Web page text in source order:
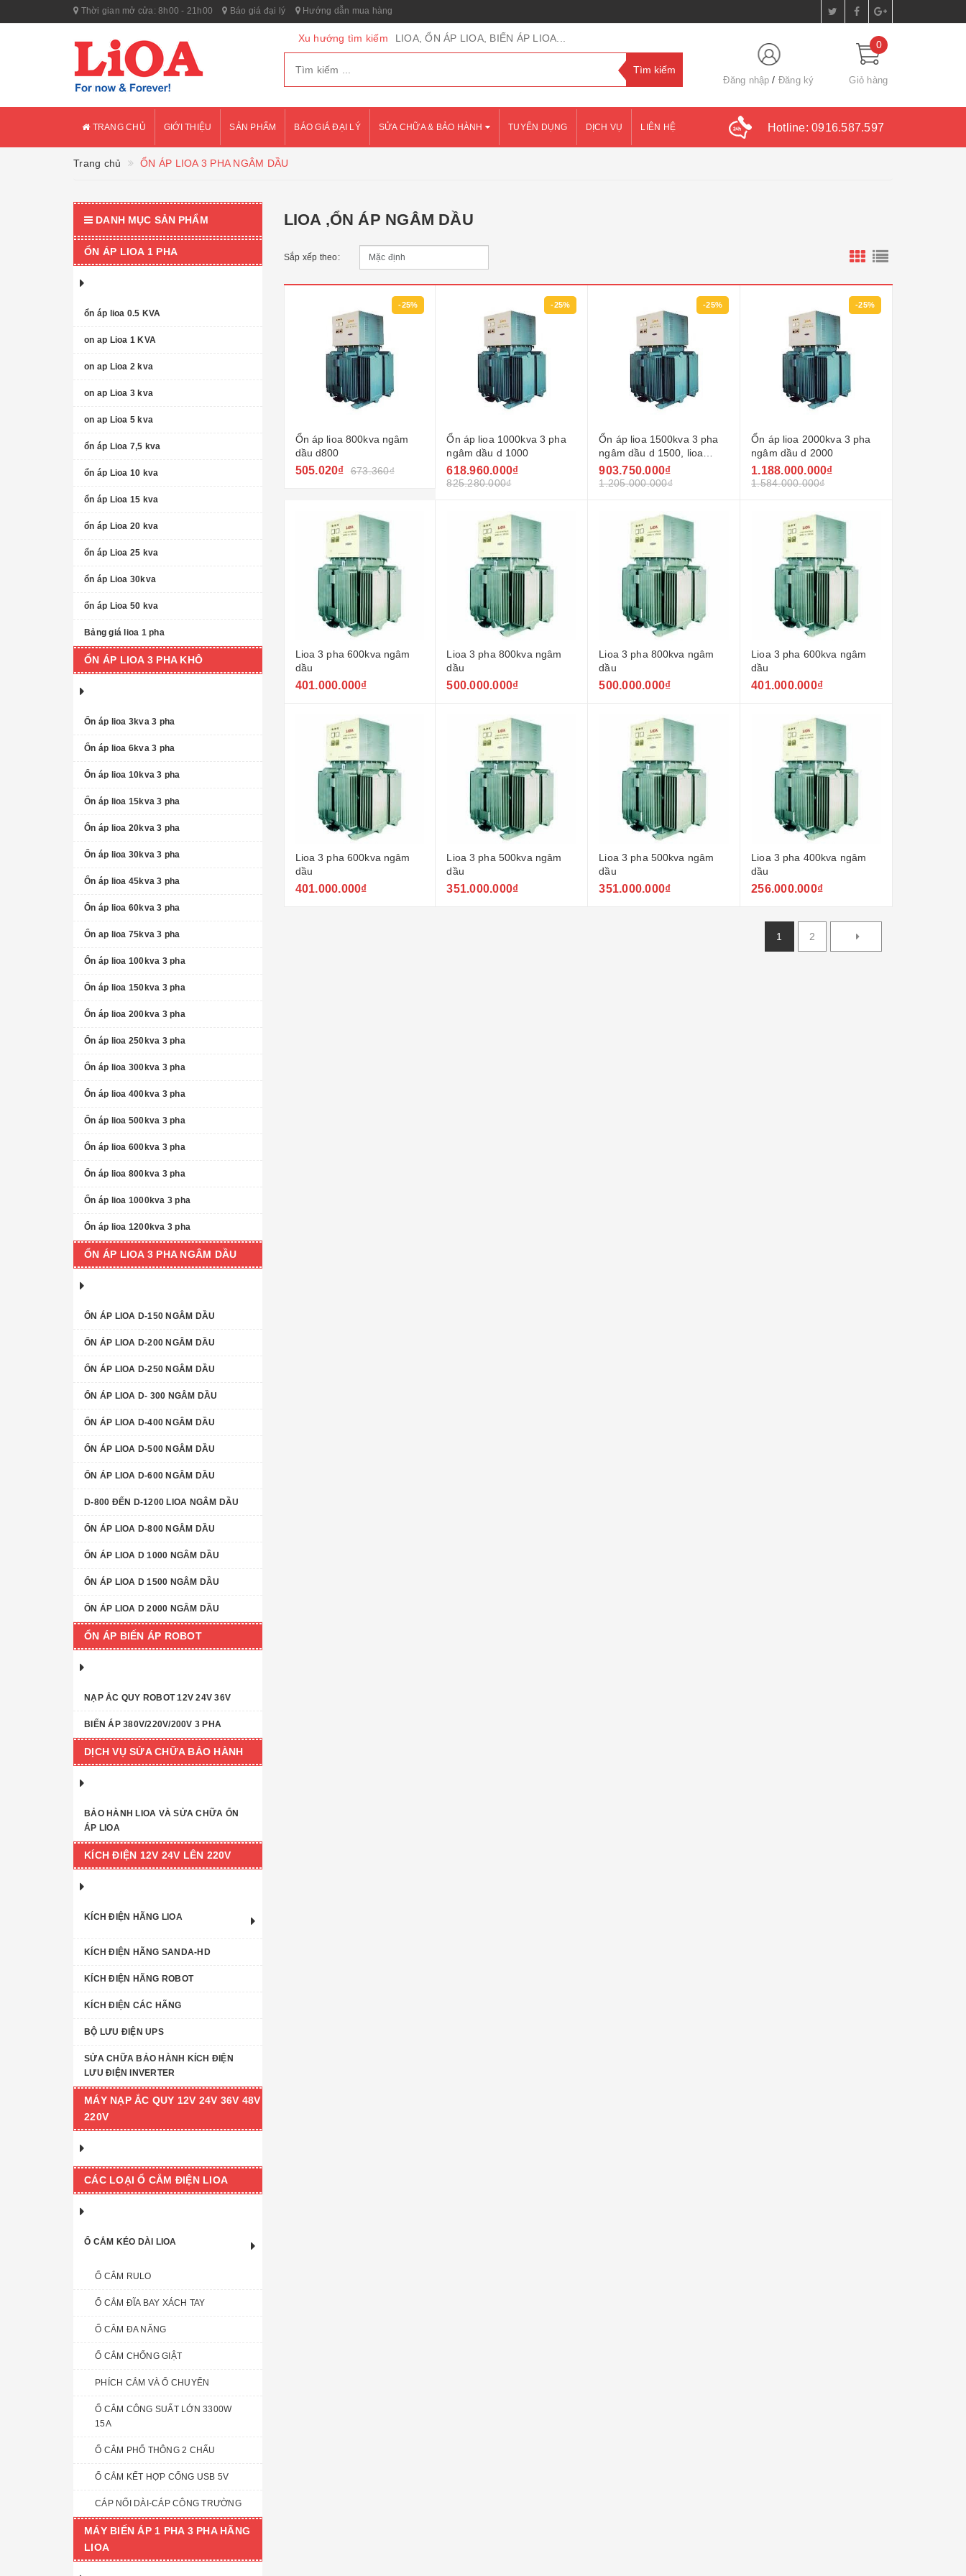
Thời gian mở cửa: 8h00 - 21h00 Báo giá đại lý Hướng dẫn mua hàng
Xu hướng tìm kiếm LIOA, ỔN ÁP LIOA, BIẾN ÁP LIOA...
Đăng nhập Đăng ký
0
Giỏ hàng
TRANG CHỦ GIỚI THIỆU SẢN PHẨM BÁO GIÁ ĐẠI LÝ SỬA CHỮA & BẢO HÀNH TUYỂN DỤNG DỊCH VỤ LIÊN HỆ Hotline: 0916.587.597
Trang chủ ỔN ÁP LIOA 3 PHA NGÂM DẦU
LIOA ,ỔN ÁP NGÂM DẦU
Sắp xếp theo:
-25%
Ổn áp lioa 800kva ngâm
dầu d800
505.020₫ 673.360₫
-25%
Ổn áp lioa 1000kva 3 pha
ngâm dầu d 1000
618.960.000₫
825.280.000₫
-25%
Ổn áp lioa 1500kva 3 pha
ngâm dầu d 1500, lioa
1500kw
903.750.000₫
1.205.000.000₫
-25%
Ổn áp lioa 2000kva 3 pha
ngâm dầu d 2000
1.188.000.000₫
1.584.000.000₫
Lioa 3 pha 600kva ngâm
dầu
401.000.000₫
Lioa 3 pha 800kva ngâm
dầu
500.000.000₫
Lioa 3 pha 800kva ngâm
dầu
500.000.000₫
Lioa 3 pha 600kva ngâm
dầu
401.000.000₫
Lioa 3 pha 600kva ngâm
dầu
401.000.000₫
Lioa 3 pha 500kva ngâm
dầu
351.000.000₫
Lioa 3 pha 500kva ngâm
dầu
351.000.000₫
Lioa 3 pha 400kva ngâm
dầu
256.000.000₫
1 2
DANH MỤC SẢN PHẨM
ỔN ÁP LIOA 1 PHA
ổn áp lioa 0.5 KVA
on ap Lioa 1 KVA
on ap Lioa 2 kva
on ap Lioa 3 kva
on ap Lioa 5 kva
ổn áp Lioa 7,5 kva
ổn áp Lioa 10 kva
ổn áp Lioa 15 kva
ổn áp Lioa 20 kva
ổn áp Lioa 25 kva
ổn áp Lioa 30kva
ổn áp Lioa 50 kva
Bảng giá lioa 1 pha
ỔN ÁP LIOA 3 PHA KHÔ
Ổn áp lioa 3kva 3 pha
Ổn áp lioa 6kva 3 pha
Ổn áp lioa 10kva 3 pha
Ổn áp lioa 15kva 3 pha
Ổn áp lioa 20kva 3 pha
Ổn áp lioa 30kva 3 pha
Ổn áp lioa 45kva 3 pha
Ổn áp lioa 60kva 3 pha
Ổn ap lioa 75kva 3 pha
Ổn áp lioa 100kva 3 pha
Ổn áp lioa 150kva 3 pha
Ổn áp lioa 200kva 3 pha
Ổn áp lioa 250kva 3 pha
Ổn áp lioa 300kva 3 pha
Ổn áp lioa 400kva 3 pha
Ổn áp lioa 500kva 3 pha
Ổn áp lioa 600kva 3 pha
Ổn áp lioa 800kva 3 pha
Ổn áp lioa 1000kva 3 pha
Ổn áp lioa 1200kva 3 pha
ỔN ÁP LIOA 3 PHA NGÂM DẦU
ỔN ÁP LIOA D-150 NGÂM DẦU
ỔN ÁP LIOA D-200 NGÂM DẦU
ỔN ÁP LIOA D-250 NGÂM DẦU
ỔN ÁP LIOA D- 300 NGÂM DẦU
ỔN ÁP LIOA D-400 NGÂM DẦU
ỔN ÁP LIOA D-500 NGÂM DẦU
ỔN ÁP LIOA D-600 NGÂM DẦU
D-800 ĐẾN D-1200 LIOA NGÂM DẦU
ỔN ÁP LIOA D-800 NGÂM DẦU
ỔN ÁP LIOA D 1000 NGÂM DẦU
ỔN ÁP LIOA D 1500 NGÂM DẦU
ỔN ÁP LIOA D 2000 NGÂM DẦU
ỔN ÁP BIẾN ÁP ROBOT
NẠP ẮC QUY ROBOT 12V 24V 36V
BIẾN ÁP 380V/220V/200V 3 PHA
DỊCH VỤ SỬA CHỮA BẢO HÀNH
BẢO HÀNH LIOA VÀ SỬA CHỮA ỔN
ÁP LIOA
KÍCH ĐIỆN 12V 24V LÊN 220V
KÍCH ĐIỆN HÃNG LIOA
KÍCH ĐIỆN HÃNG SANDA-HD
KÍCH ĐIỆN HÃNG ROBOT
KÍCH ĐIỆN CÁC HÃNG
BỘ LƯU ĐIỆN UPS
SỬA CHỮA BẢO HÀNH KÍCH ĐIỆN
LƯU ĐIỆN INVERTER
MÁY NẠP ẮC QUY 12V 24V 36V 48V
220V
CÁC LOẠI Ổ CẮM ĐIỆN LIOA
Ổ CẮM KÉO DÀI LIOA
Ổ CẮM RULO
Ổ CẮM ĐĨA BAY XÁCH TAY
Ổ CẮM ĐA NĂNG
Ổ CẮM CHỐNG GIẬT
PHÍCH CẮM VÀ Ổ CHUYỂN
Ổ CẮM CÔNG SUẤT LỚN 3300W
15A
Ổ CẮM PHỔ THÔNG 2 CHẤU
Ổ CẮM KẾT HỢP CỔNG USB 5V
CÁP NỐI DÀI-CÁP CÔNG TRƯỜNG
MÁY BIẾN ÁP 1 PHA 3 PHA HÃNG
LIOA